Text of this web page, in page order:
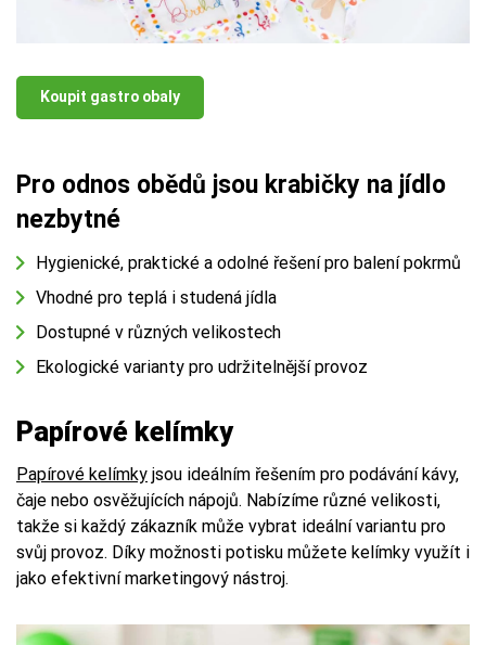
Koupit gastro obaly
Pro odnos obědů jsou krabičky na jídlo
nezbytné
Hygienické, praktické a odolné řešení pro balení pokrmů
Vhodné pro teplá i studená jídla
Dostupné v různých velikostech
Ekologické varianty pro udržitelnější provoz
Papírové kelímky
Papírové kelímky jsou ideálním řešením pro podávání kávy,
čaje nebo osvěžujících nápojů. Nabízíme různé velikosti,
takže si každý zákazník může vybrat ideální variantu pro
svůj provoz. Díky možnosti potisku můžete kelímky využít i
jako efektivní marketingový nástroj.